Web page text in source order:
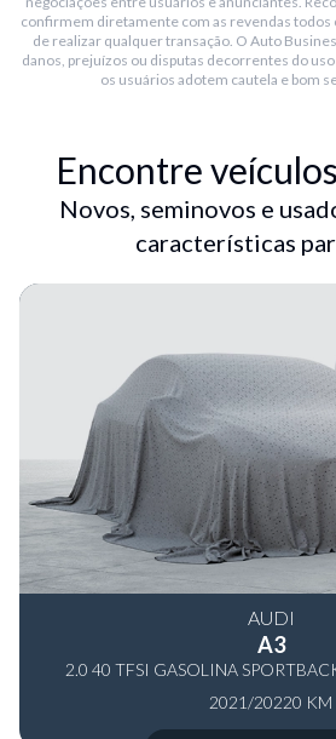
confirmem diretamente com as revendas todos
de realizar qualquer transação. O Auto
danos, prejuízos ou disputas decorrentes do
os usuários adotem cautela e bom
Encontre
Novos, seminovos e
características
AUDI
A3
2.0 40 TFSI GASOLINA
2021/20220 KM